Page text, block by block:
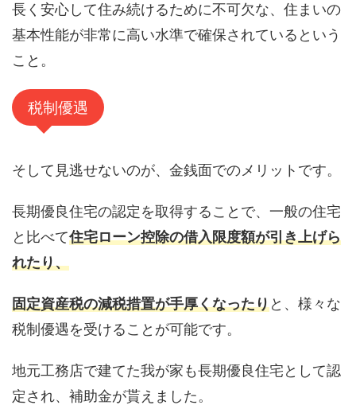
長く安心して住み続けるために不可欠な、住まいの
基本性能が非常に高い水準で確保されているという
こと。
税制優遇
そして見逃せないのが、金銭面でのメリットです。
長期優良住宅の認定を取得することで、一般の住宅
と比べて住宅ローン控除の借入限度額が引き上げら
れたり、
固定資産税の減税措置が手厚くなったりと、様々な
税制優遇を受けることが可能です。
地元工務店で建てた我が家も長期優良住宅として認
定され、補助金が貰えました。